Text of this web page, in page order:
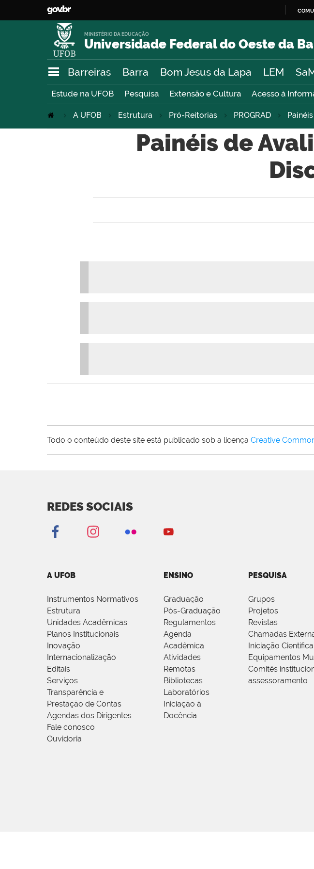
Universidade Federal do Oeste da
MINISTÉRIO DA EDUCAÇÃO
Barreiras Barra Bom Jesus da Lapa LEM
Estude na UFOB Pesquisa Extensão e Cultura Acesso à
A UFOB Estrutura Pró-Reitorias PROGRAD
Painéis de
Todo o conteúdo deste site está publicado sob a licença Creative
REDES SOCIAIS
A UFOB
Instrumentos Normativos
Estrutura
Unidades Acadêmicas
Planos Institucionais
Inovação
Internacionalização
Editais
Serviços
Transparência e
Prestação de Contas
Agendas dos Dirigentes
Fale conosco
Ouvidoria
ENSINO
Graduação
Pós-Graduação
Regulamentos
Agenda
Acadêmica
Atividades
Remotas
Bibliotecas
Laboratórios
Iniciação à
Docência
PESQUISA
Grupos
Projetos
Revistas
Chamadas
Iniciação Científica
Equipamentos
Comitês
assessoramento